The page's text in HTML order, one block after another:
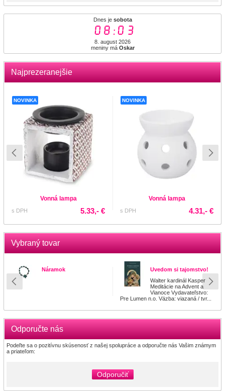
Dnes je sobota
08:03
8. august 2026
meniny má Oskar
Najprezeranejšie
NOVINKA
Vonná lampa
s DPH 5.33,- €
NOVINKA
Vonná lampa
s DPH 4.31,- €
Vybraný tovar
Náramok
Uvedom si tajomstvo!
Walter kardinál Kasper
Meditácie na Advent a
Vianoce Vydavateľstvo:
Pre Lumen n.o. Väzba: viazaná / tvr...
Odporučte nás
Podeľte sa o pozitívnu skúsenosť z našej spolupráce a odporučte nás Vašim známym
a priateľom:
Odporučiť